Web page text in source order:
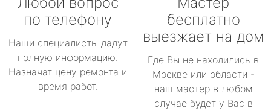
по телефону
Наши специалисты дадут
полную информацию.
Назначат цену ремонта и
время работ.
бесплатно
выезжает на дом
Где Вы не находились в
Москве или области -
наш мастер в любом
случае будет у Вас в